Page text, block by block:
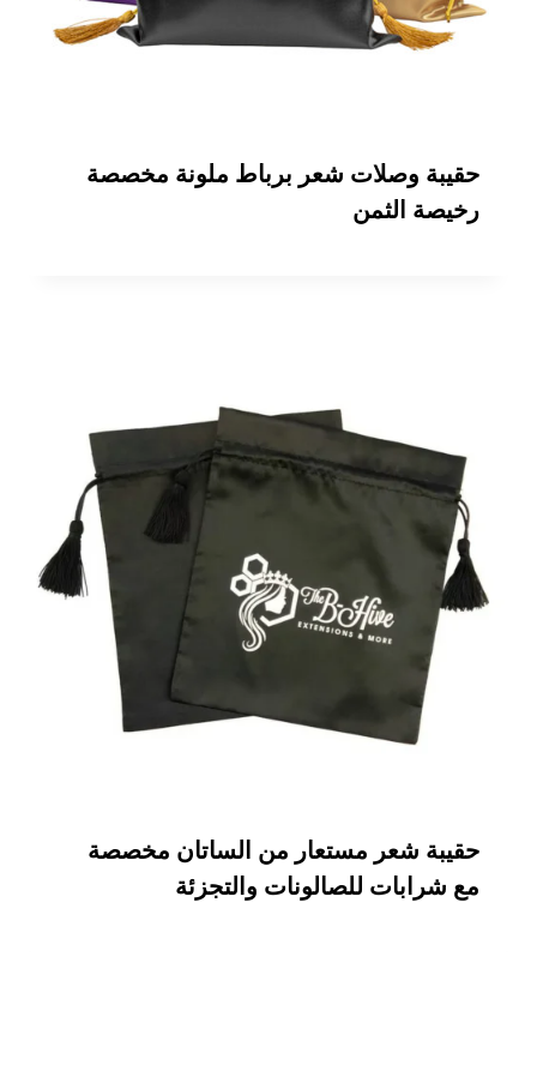
حقيبة وصلات شعر برباط ملونة مخصصة
رخيصة الثمن
حقيبة شعر مستعار من الساتان مخصصة
مع شرابات للصالونات والتجزئة